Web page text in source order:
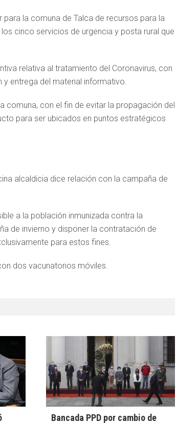
la comuna de Talca de recursos para la
cinco servicios de urgencia y posta rural que
relativa al tratamiento del Coronavirus, con
entrega del material informativo.
comuna, con el fin de evitar la propagación del
para ser ubicados en puntos estratégicos
alcaldicia dice relación con la campaña de
a la población inmunizada contra la
de invierno y disponer la contratación de
para estos fines.
dos vacunatorios móviles.
Bancada PPD por cambio de